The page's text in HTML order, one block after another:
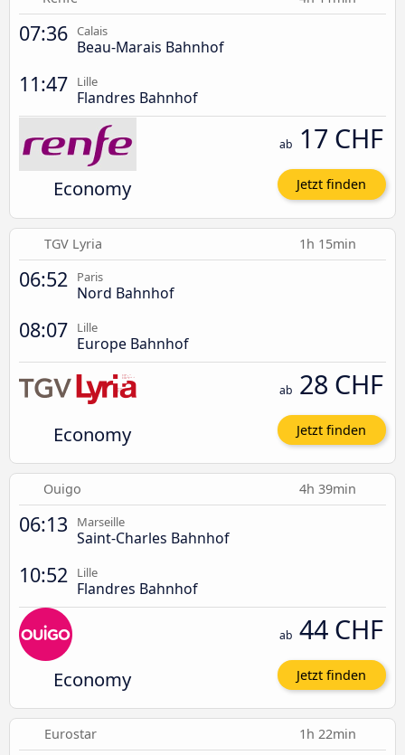
07:36 Calais
Beau-Marais Bahnhof
11:47 Lille
Flandres Bahnhof
Economy
ab 17 CHF
Jetzt finden
TGV Lyria 1h 15min
06:52 Paris
Nord Bahnhof
08:07 Lille
Europe Bahnhof
Economy
ab 28 CHF
Jetzt finden
Ouigo 4h 39min
06:13 Marseille
Saint-Charles Bahnhof
10:52 Lille
Flandres Bahnhof
Economy
ab 44 CHF
Jetzt finden
Eurostar 1h 22min